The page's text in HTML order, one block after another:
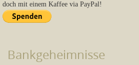
doch mit einem Kaffee via PayPal!
Bankgeheimnisse